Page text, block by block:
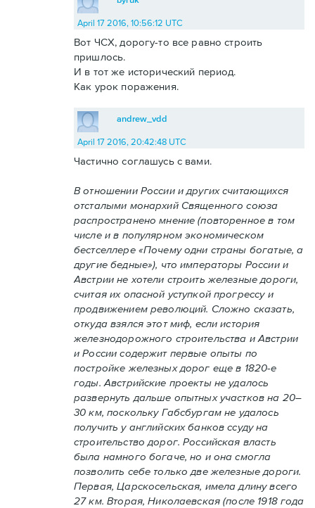
April 17 2016, 10:56:12 UTC
Вот ЧСХ, дорогу-то все равно строить
пришлось.
И в тот же исторический период.
Как урок поражения.
andrew_vdd
April 17 2016, 20:42:48 UTC
Частично соглашусь с вами.
В отношении России и других считающихся
отсталыми монархий Священного союза
распространено мнение (повторенное в том
числе и в популярном экономическом
бестселлере «Почему одни страны богатые, а
другие бедные»), что императоры России и
Австрии не хотели строить железные дороги,
считая их опасной уступкой прогрессу и
продвижением революций. Сложно сказать,
откуда взялся этот миф, если история
железнодорожного строительства и Австрии
и России содержит первые опыты по
постройке железных дорог еще в 1820-е
годы. Австрийские проекты не удалось
развернуть дальше опытных участков на 20–
30 км, поскольку Габсбургам не удалось
получить у английских банков ссуду на
строительство дорог. Российская власть
была намного богаче, но и она смогла
позволить себе только две железные дороги.
Первая, Царскосельская, имела длину всего
27 км. Вторая, Николаевская (после 1918 года